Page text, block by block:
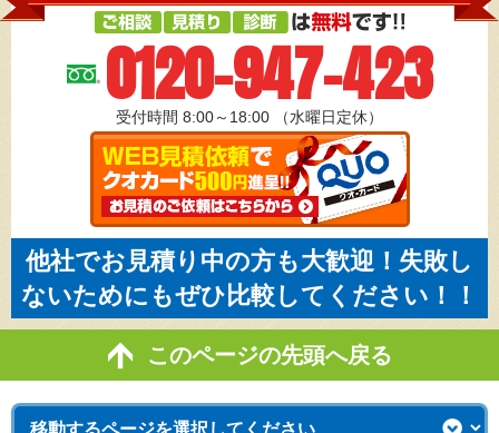
0120-947-423
受付時間 8:00～18:00 （水曜日定休）
他社でお見積り中の方も大歓迎！失敗し
ないためにもぜひ比較してください！！
このページの先頭へ戻る